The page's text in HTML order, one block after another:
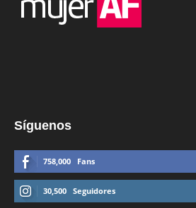
Síguenos
758,000 Fans
30,500 Seguidores